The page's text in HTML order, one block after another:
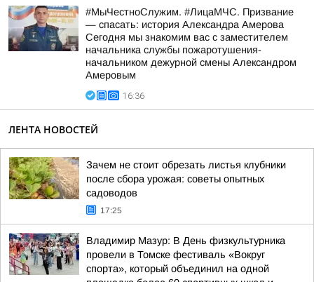
#МыЧестноСлужим. #ЛицаМЧС. Призвание
— спасать: история Александра Амерова
Сегодня мы знакомим вас с заместителем
начальника службы пожаротушения-
начальником дежурной смены Александром
Амеровым
16:36
ЛЕНТА НОВОСТЕЙ
Зачем не стоит обрезать листья клубники
после сбора урожая: советы опытных
садоводов
17:25
Владимир Мазур: В День физкультурника
провели в Томске фестиваль «Вокруг
спорта», который объединил на одной